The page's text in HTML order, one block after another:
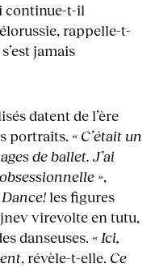
continue-t-il
rappelle-t-
jamais
datent de l’ère
portraits. « C’était un
de ballet. J’ai
»,
les figures
virevolte en tutu,
danseuses. « Ici,
, révèle-t-elle. Ce